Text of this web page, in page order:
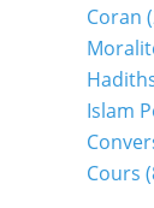
Coran
Islam
Cours